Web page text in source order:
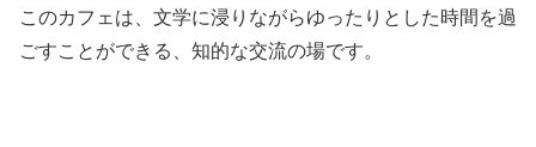
このカフェは、文学に浸りながらゆったりとした時間を過
ごすことができる、知的な交流の場です。